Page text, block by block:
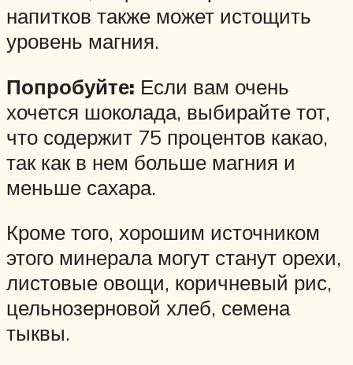
напитков также может истощить
уровень магния.
Попробуйте: Если вам очень
хочется шоколада, выбирайте тот,
что содержит 75 процентов какао,
так как в нем больше магния и
меньше сахара.
Кроме того, хорошим источником
этого минерала могут станут орехи,
листовые овощи, коричневый рис,
цельнозерновой хлеб, семена
тыквы.